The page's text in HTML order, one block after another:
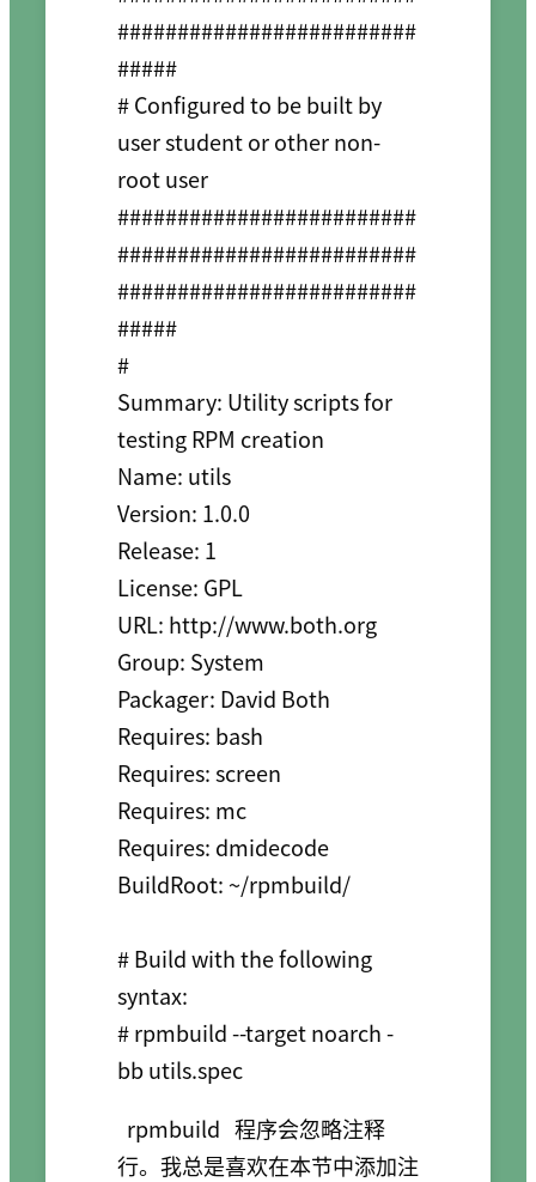
#########################
#####
# Configured to be built by
user student or other non-
root user
#########################
#########################
#########################
#####
#
Summary: Utility scripts for
testing RPM creation
Name: utils
Version: 1.0.0
Release: 1
License: GPL
URL: http://www.both.org
Group: System
Packager: David Both
Requires: bash
Requires: screen
Requires: mc
Requires: dmidecode
BuildRoot: ~/rpmbuild/
# Build with the following
syntax:
# rpmbuild --target noarch -
bb utils.spec
rpmbuild 程序会忽略注释
行。我总是喜欢在本节中添加注